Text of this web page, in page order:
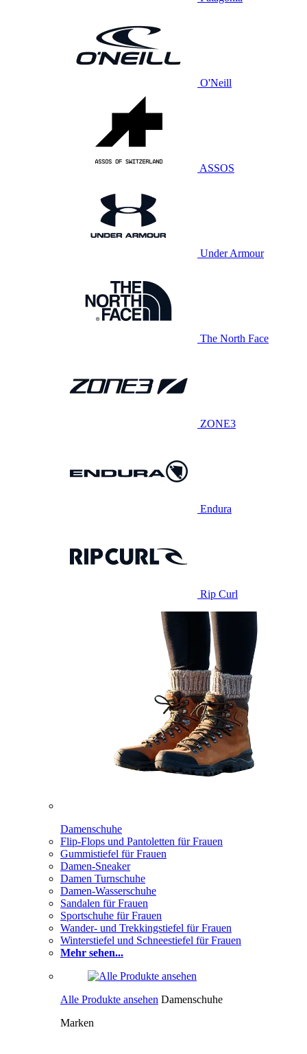
O'Neill
ASSOS
Under Armour
The North Face
ZONE3
Endura
Rip Curl
Damenschuhe
Flip-Flops und Pantoletten für Frauen
Gummistiefel für Frauen
Damen-Sneaker
Damen Turnschuhe
Damen-Wasserschuhe
Sandalen für Frauen
Sportschuhe für Frauen
Wander- und Trekkingstiefel für Frauen
Winterstiefel und Schneestiefel für Frauen
Mehr sehen...
Alle Produkte ansehen Damenschuhe
Marken